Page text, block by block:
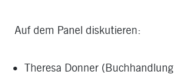
Auf dem Panel diskutieren:
Theresa Donner (Buchhandlung